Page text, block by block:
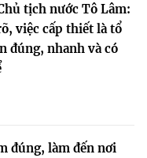
tịch nước Tô Lâm:
việc cấp thiết là tổ
đúng, nhanh và có
đúng, làm đến nơi